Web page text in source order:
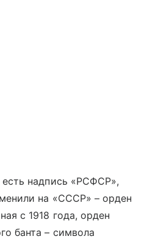
есть надпись «РСФСР»,
на «СССР» – орден
с 1918 года, орден
банта – символа